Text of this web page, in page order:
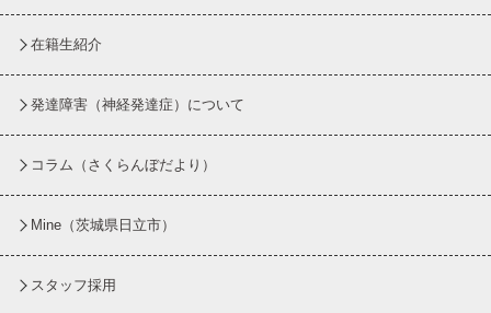
在籍生紹介
発達障害（神経発達症）について
コラム （さくらんぼだより）
Mine（茨城県日立市）
スタッフ採用